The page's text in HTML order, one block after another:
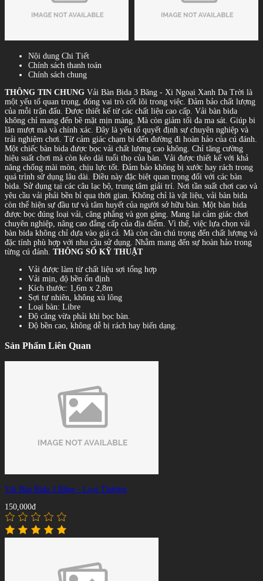
Nội dung Chi Tiết
Chính sách thanh toán
Chính sách chung
THÔNG TIN CHUNG Vải Bàn Bida 3 Băng - Xi Ngoại Xanh Da Trời là
một yếu tố quan trọng, đóng vai trò cốt lõi trong việc. Đảm bảo chất lượng
của mỗi trận đấu. Được thiết kế từ các chất liệu cao cấp. Vải bàn bida
không chỉ mang đến bề mặt mịn màng. Mà còn giảm tối đa ma sát. Giúp bi
lăn mượt mà và chính xác. Đây là yếu tố quyết định sự chuyên nghiệp và
trải nghiệm chơi. Từ cảm giác chạm bi đến đường đi hoàn hảo của cú đánh.
Một chiếc bàn bida được bọc vải chất lượng cao không. Chỉ tăng cường
hiệu suất chơi mà còn kéo dài tuổi thọ của bàn. Vải được thiết kế với khả
năng chống mài mòn, chịu lực tốt. Đảm bảo không bị xước hay rách trong
quá trình sử dụng lâu dài. Điều này đặc biệt quan trọng đối với các bàn
bida. Sử dụng tại các câu lạc bộ, trung tâm giải trí. Nơi tần suất chơi cao và
yêu cầu vải phải bền bỉ qua thời gian. Không chỉ là vật liệu, vải bàn bida
còn thể hiện sự đầu tư và tâm huyết của người sở hữu bàn. Một bàn bida
được bọc đúng loại vải, căng phẳng và gọn gàng. Mang lại cảm giác chơi
chuyên nghiệp, nâng cao đẳng cấp của địa điểm. Vì thế, việc lựa chọn vải
bàn bida không chỉ dựa vào giá cả. Mà còn cần chú trọng đến chất lượng và
đặc tính phù hợp với nhu cầu sử dụng. Nhằm mang đến sự hoàn hảo trong
từng cú đánh. THÔNG SỐ KỸ THUẬT
Vải được làm từ chất liệu sợi tổng hợp
Vải mịn, độ bền ổn định
Kích thước: 1,6m x 2,8m
Sợi tự nhiên, không xù lông
Loại bàn: Libre
Độ căng vừa phải khi bọc bàn.
Độ bền cao, không dễ bị rách hay biến dạng.
Sản Phẩm Liên Quan
Vải Bàn Bida 3 Băng - Loại Thường
150,000đ